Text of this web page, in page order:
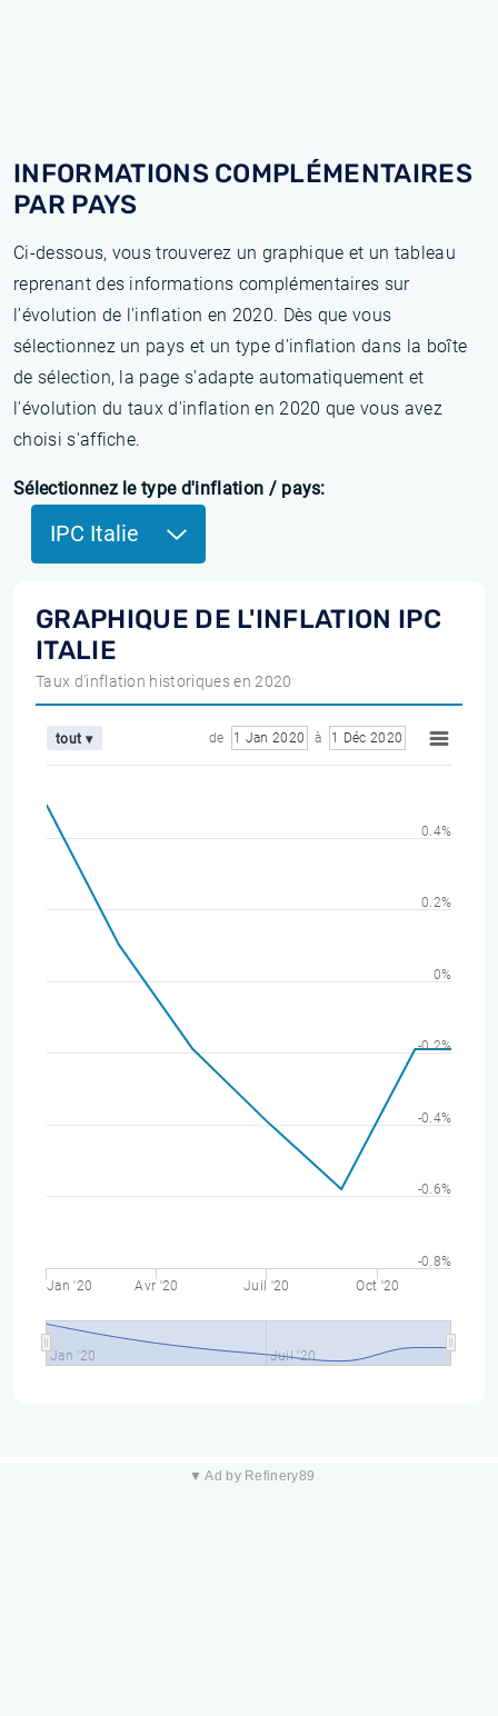
INFORMATIONS COMPLÉMENTAIRES
PAR PAYS
Ci-dessous, vous trouverez un graphique et un tableau
reprenant des informations complémentaires sur
l’évolution de l'inflation en 2020. Dès que vous
sélectionnez un pays et un type d'inflation dans la boîte
de sélection, la page s'adapte automatiquement et
l'évolution du taux d'inflation en 2020 que vous avez
choisi s'affiche.
Sélectionnez le type d'inflation / pays:
IPC Italie
GRAPHIQUE DE L'INFLATION IPC
ITALIE
Taux d'inflation historiques en 2020
tout ▾ de 1 Jan 2020 à 1 Déc 2020
Jan '20 Avr '20 Juil '20 Oct '20
Jan '20 Juil '20
-0.8%
-0.6%
-0.4%
-0.2%
0%
0.2%
0.4%
▼ Ad by Refinery89